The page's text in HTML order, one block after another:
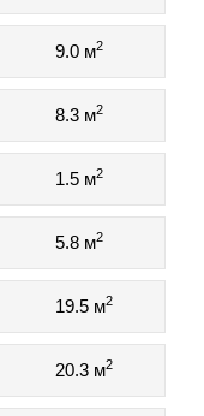
9.0 м2
8.3 м2
1.5 м2
5.8 м2
19.5 м2
20.3 м2